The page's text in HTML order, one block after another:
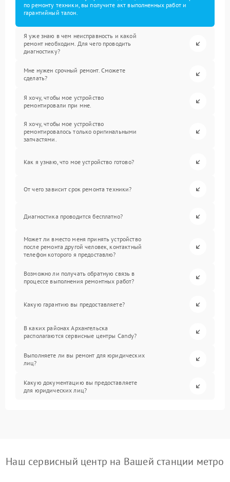
по ремонту техники, вы получите акт выполненных работ и
гарантийный талон.
Я уже знаю в чем неисправность и какой
ремонт необходим. Для чего проводить
диагностику?
Мне нужен срочный ремонт. Сможете
сделать?
Я хочу, чтобы мое устройство
ремонтировали при мне.
Я хочу, чтобы мое устройство
ремонтировалось только оригинальными
запчастями.
Как я узнаю, что мое устройство готово?
От чего зависит срок ремонта техники?
Диагностика проводится бесплатно?
Может ли вместо меня принять устройство
после ремонта другой человек, контактный
телефон которого я предоставлю?
Возможно ли получать обратную связь в
процессе выполнения ремонтных работ?
Какую гарантию вы предоставляете?
В каких районах Архангельска
располагаются сервисные центры Candy?
Выполняете ли вы ремонт для юридических
лиц?
Какую документацию вы предоставляете
для юридических лиц?
Наш сервисный центр на Вашей станции метро